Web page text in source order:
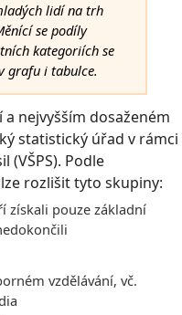
lidí na trh
se podíly
kategoriích se
grafu i tabulce.
nejvyšším dosaženém
statistický úřad v rámci
(VŠPS). Podle
rozlišit tyto skupiny:
získali pouze základní
vzdělávání, vč.